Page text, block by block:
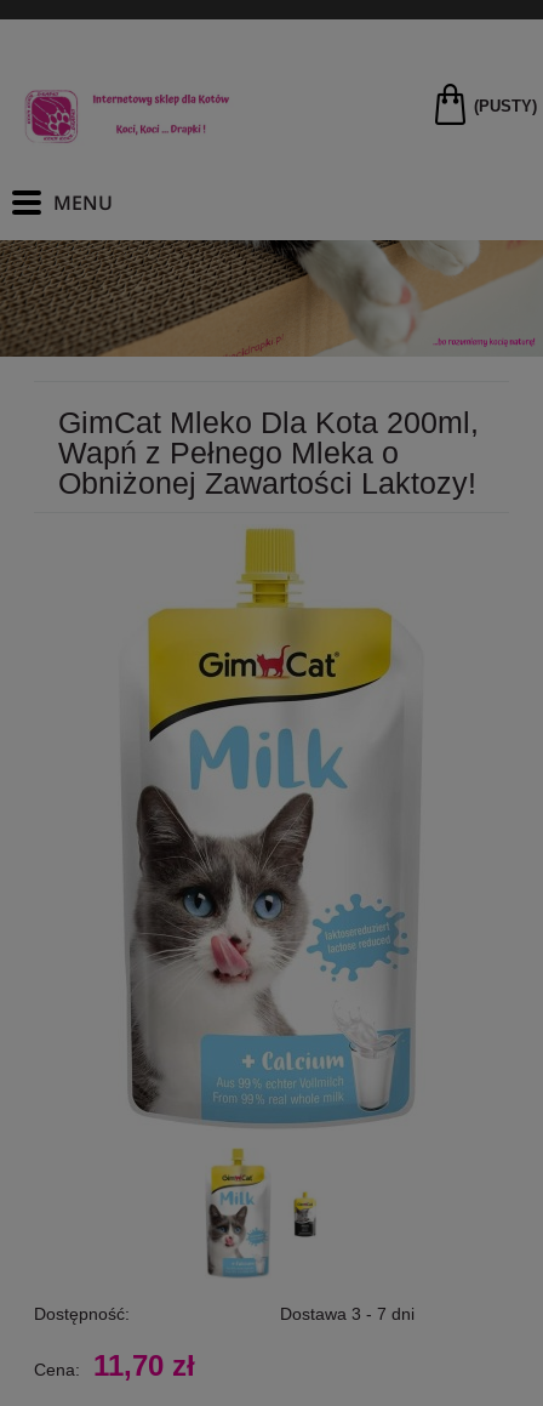
(PUSTY)
GimCat Mleko Dla Kota 200ml,
Wapń z Pełnego Mleka o
Obniżonej Zawartości Laktozy!
Dostępność: Dostawa 3 - 7 dni
Cena: 11,70 zł